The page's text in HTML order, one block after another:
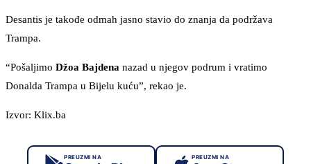
Desantis je takođe odmah jasno stavio do znanja da podržava
Trampa.
“Pošaljimo Džoa Bajdena nazad u njegov podrum i vratimo
Donalda Trampa u Bijelu kuću”, rekao je.
Izvor: Klix.ba
PREUZMI NA PREUZMI NA